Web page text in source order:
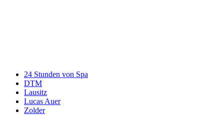
24 Stunden von Spa
DTM
Lausitz
Lucas Auer
Zolder